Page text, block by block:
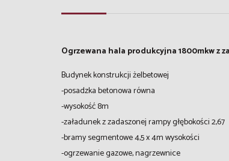
Ogrzewana hala produkcyjna 1800mkw z
Budynek konstrukcji żelbetowej
-posadzka betonowa równa
-wysokość 8m
-załadunek z zadaszonej rampy głębokości 2,67
-bramy segmentowe 4,5 x 4m wysokości
-ogrzewanie gazowe, nagrzewnice